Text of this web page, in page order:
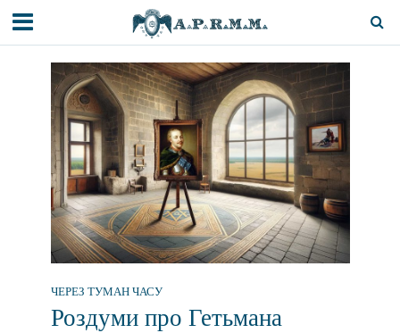
ЧЕРЕЗ ТУМАН ЧАСУ
Роздуми про Гетьмана